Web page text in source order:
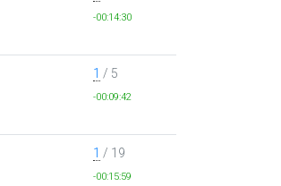
-00:14:30
1 / 5
-00:09:42
1 / 19
-00:15:59